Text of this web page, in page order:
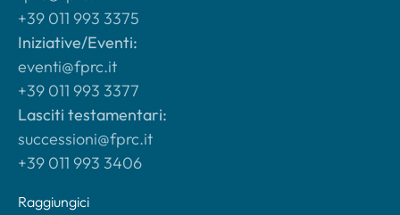
+39 011 993 3375
Iniziative/Eventi:
eventi@fprc.it
+39 011 993 3377
Lasciti testamentari:
successioni@fprc.it
+39 011 993 3406
Raggiungici